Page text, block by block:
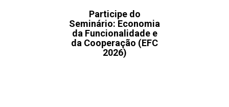
Participe do
Seminário: Economia
da Funcionalidade e
da Cooperação (EFC
2026)